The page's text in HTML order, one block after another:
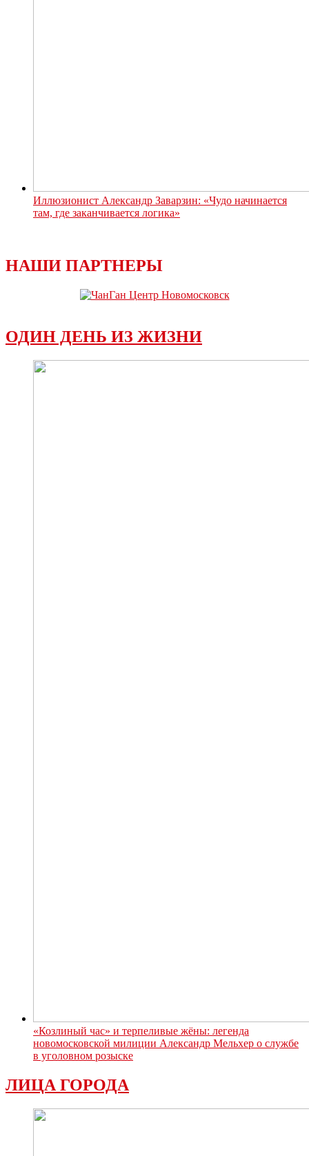
Иллюзионист Александр Заварзин: «Чудо начинается
там, где заканчивается логика»
НАШИ ПАРТНЕРЫ
ОДИН ДЕНЬ ИЗ ЖИЗНИ
«Козлиный час» и терпеливые жёны: легенда
новомосковской милиции Александр Мельхер о службе
в уголовном розыске
ЛИЦА ГОРОДА